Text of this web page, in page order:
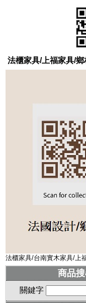
法櫃家具/上福家具/
法櫃家具/台南實木家具/上
商品
關鍵字